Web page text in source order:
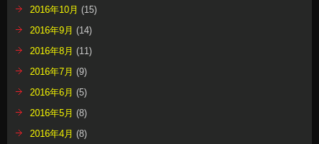
2016年10月 (15)
2016年9月 (14)
2016年8月 (11)
2016年7月 (9)
2016年6月 (5)
2016年5月 (8)
2016年4月 (8)